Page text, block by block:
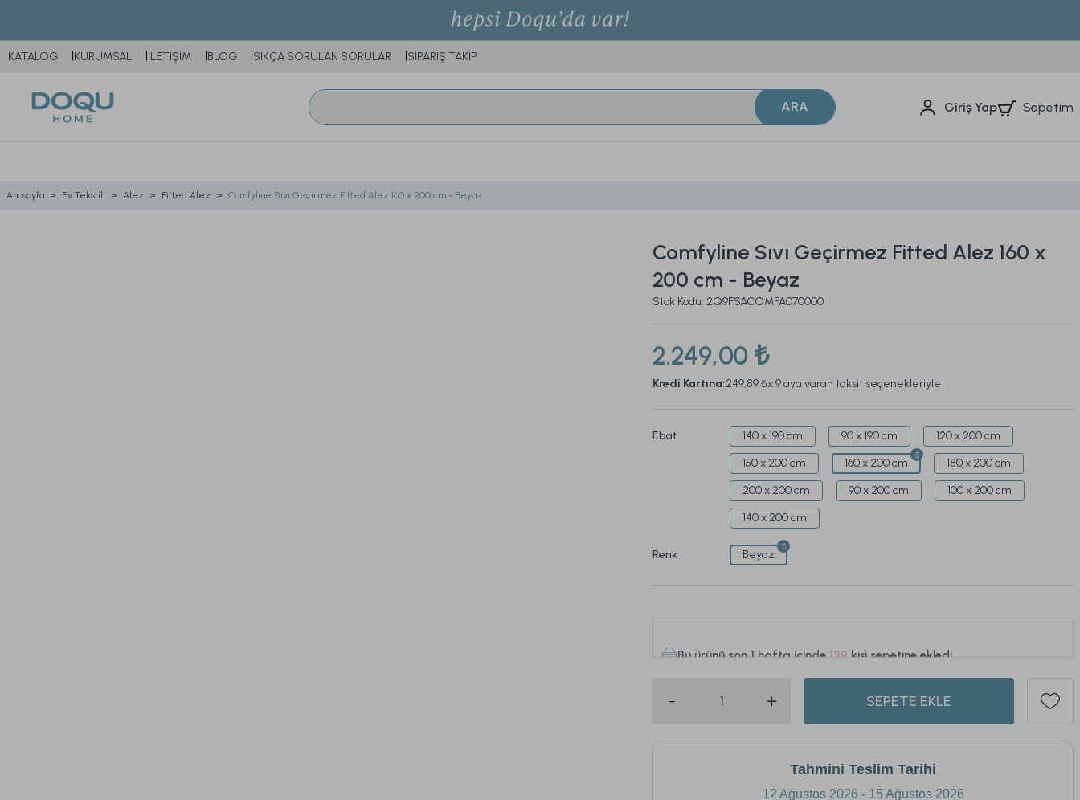
KATALOG KURUMSAL İLETİŞİM BLOG SIKÇA SORULAN SORULAR SİPARİŞ TAKİP
ARA Giriş Yap Sepetim
Anasayfa Ev Tekstili Alez Fitted Alez Comfyline Sıvı Geçirmez Fitted Alez 160 x 200 cm - Beyaz
Comfyline Sıvı Geçirmez Fitted Alez 160 x
200 cm - Beyaz
Stok Kodu: 2Q9FSACOMFA070000
2.249,00 ₺
Kredi Kartına:249,89 ₺x 9 aya varan taksit seçenekleriyle
Ebat 140 x 190 cm 90 x 190 cm
120 x 200 cm
150 x 200 cm
160 x 200 cm
180 x 200 cm
200 x 200 cm
90 x 200 cm
100 x 200 cm
140 x 200 cm
Renk Beyaz
504
SEPETE EKLE
Tahmini Teslim Tarihi
12 Ağustos 2026 - 15 Ağustos 2026